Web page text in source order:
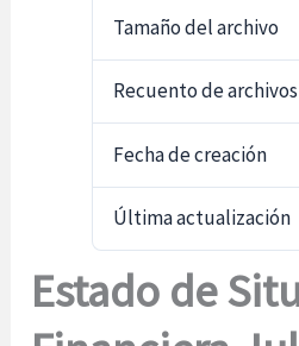
Tamaño del archivo
Recuento de archivos
Fecha de creación
Última actualización
Estado de